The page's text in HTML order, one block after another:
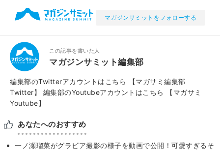
マガジンサミットをフォローする
この記事を書いた人
マガジンサミット編集部
編集部のTwitterアカウントはこちら
【マガサミ編集部
Twitter】
編集部のYoutubeアカウントはこちら
【マガサミ
Youtube】
あなたへのおすすめ
一ノ瀬瑠菜がグラビア撮影の様子を動画で公開！可愛すぎるそ